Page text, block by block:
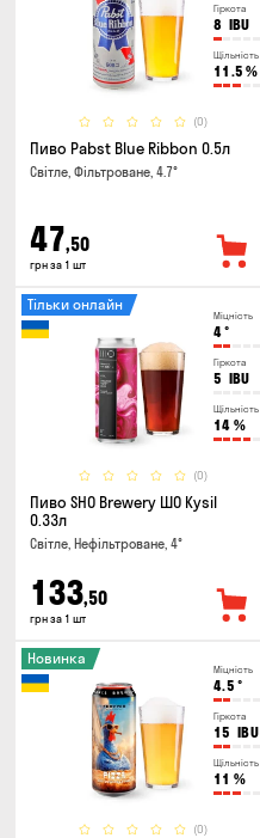
Гіркота
8 IBU
Щільність
11.5 %
(0)
Пиво Pabst Blue Ribbon 0.5л
Світле, Фільтроване, 4.7°
47,50
грн за 1 шт
Міцність
4°
Гіркота
5 IBU
Щільність
14 %
(0)
Тільки онлайн
Пиво SHO Brewery ШО Kysil
0.33л
Світле, Нефільтроване, 4°
133,50
грн за 1 шт
Міцність
4.5 °
Гіркота
15 IBU
Щільність
11 %
(0)
Новинка